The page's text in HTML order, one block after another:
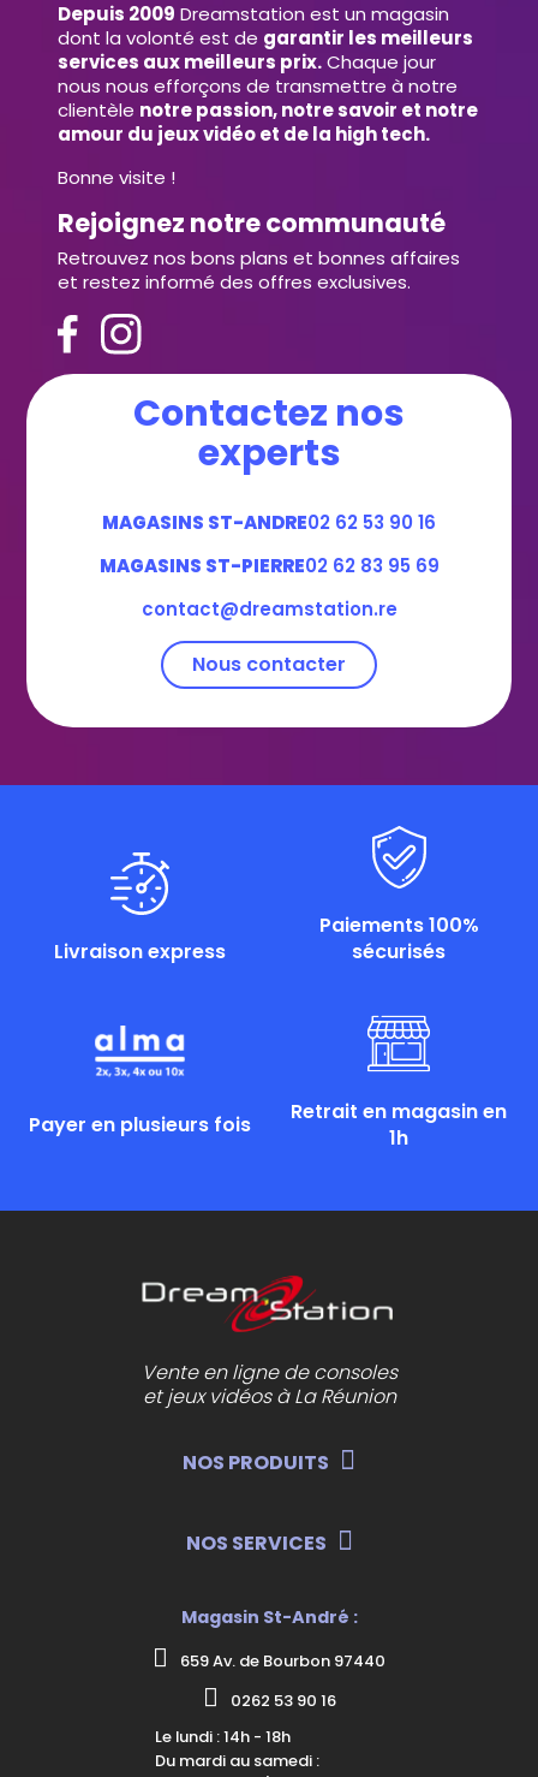
Depuis 2009 Dreamstation est un magasin
dont la volonté est de garantir les meilleurs
services aux meilleurs prix.Chaque jour
nous nous efforçons de transmettre à notre
clientèle notre passion, notre savoir et notre
amour du jeux vidéo et de la high tech.
Bonne visite !
Rejoignez notre communauté
Retrouvez nos bons plans et bonnes affaires
et restez informé des offres exclusives.
Contactez nos
experts
MAGASINS ST-ANDRE02 62 53 90 16
MAGASINS ST-PIERRE02 62 83 95 69
contact@dreamstation.re
Nous contacter
Livraison express
Paiements 100%
sécurisés
Payer en plusieurs fois
Retrait en magasin en
1h
Vente en ligne de consoles
et jeux vidéos à La Réunion
NOS PRODUITS
NOS SERVICES
Magasin St-André :
659 Av. de Bourbon 97440
0262 53 90 16
Le lundi : 14h - 18h
Du mardi au samedi :